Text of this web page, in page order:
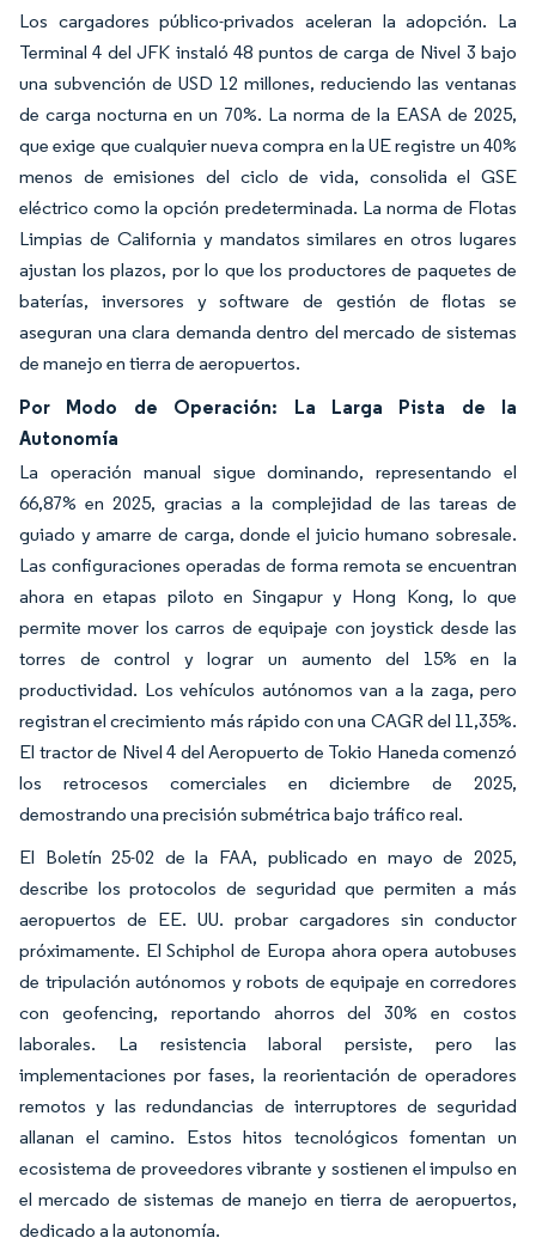
Los cargadores público-privados aceleran la adopción. La
Terminal 4 del JFK instaló 48 puntos de carga de Nivel 3 bajo
una subvención de USD 12 millones, reduciendo las ventanas
de carga nocturna en un 70%. La norma de la EASA de 2025,
que exige que cualquier nueva compra en la UE registre un 40%
menos de emisiones del ciclo de vida, consolida el GSE
eléctrico como la opción predeterminada. La norma de Flotas
Limpias de California y mandatos similares en otros lugares
ajustan los plazos, por lo que los productores de paquetes de
baterías, inversores y software de gestión de flotas se
aseguran una clara demanda dentro del mercado de sistemas
de manejo en tierra de aeropuertos.
Por Modo de Operación: La Larga Pista de la
Autonomía
La operación manual sigue dominando, representando el
66,87% en 2025, gracias a la complejidad de las tareas de
guiado y amarre de carga, donde el juicio humano sobresale.
Las configuraciones operadas de forma remota se encuentran
ahora en etapas piloto en Singapur y Hong Kong, lo que
permite mover los carros de equipaje con joystick desde las
torres de control y lograr un aumento del 15% en la
productividad. Los vehículos autónomos van a la zaga, pero
registran el crecimiento más rápido con una CAGR del 11,35%.
El tractor de Nivel 4 del Aeropuerto de Tokio Haneda comenzó
los retrocesos comerciales en diciembre de 2025,
demostrando una precisión submétrica bajo tráfico real.
El Boletín 25-02 de la FAA, publicado en mayo de 2025,
describe los protocolos de seguridad que permiten a más
aeropuertos de EE. UU. probar cargadores sin conductor
próximamente. El Schiphol de Europa ahora opera autobuses
de tripulación autónomos y robots de equipaje en corredores
con geofencing, reportando ahorros del 30% en costos
laborales. La resistencia laboral persiste, pero las
implementaciones por fases, la reorientación de operadores
remotos y las redundancias de interruptores de seguridad
allanan el camino. Estos hitos tecnológicos fomentan un
ecosistema de proveedores vibrante y sostienen el impulso en
el mercado de sistemas de manejo en tierra de aeropuertos,
dedicado a la autonomía.